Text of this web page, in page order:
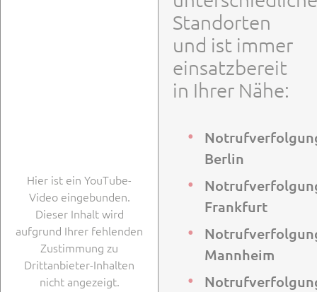
Standorten
und ist immer
einsatzbereit
in Ihrer Nähe:
Berlin
Frankfurt
Mannheim
Hier ist ein YouTube-
Video eingebunden.
Dieser Inhalt wird
aufgrund Ihrer fehlenden
Zustimmung zu
Drittanbieter-Inhalten
nicht angezeigt.